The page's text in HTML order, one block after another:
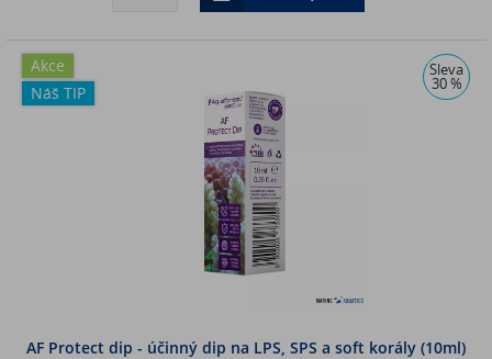
Akce
Náš TIP
Sleva
30 %
AF Protect dip - účinný dip na LPS, SPS a soft korály (10ml)